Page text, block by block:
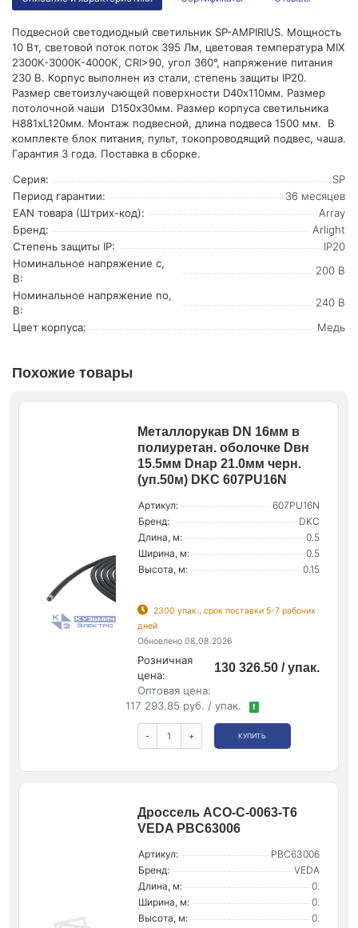
Подвесной светодиодный светильник SP-AMPIRIUS. Мощность
10 Вт, световой поток поток 395 Лм, цветовая температура MIX
2300К-3000К-4000K, CRI>90, угол 360°, напряжение питания
230 В. Корпус выполнен из стали, степень защиты IP20.
Размер светоизлучающей поверхности D40х110мм. Размер
потолочной чаши D150х30мм. Размер корпуса светильника
H881хL120мм. Монтаж подвесной, длина подвеса 1500 мм. В
комплекте блок питания, пульт, токопроводящий подвес, чаша.
Гарантия 3 года. Поставка в сборке.
Серия:
SP
Период гарантии:
36 месяцев
EAN товара (Штрих-код):
Array
Бренд:
Arlight
Степень защиты IP:
IP20
Номинальное напряжение с,
В:
200 В
Номинальное напряжение по,
В:
240 В
Цвет корпуса:
Медь
Похожие товары
Металлорукав DN 16мм в
полиуретан. оболочке Dвн
15.5мм Dнар 21.0мм черн.
(уп.50м) DKC 607PU16N
Артикул:
607PU16N
Бренд:
DKC
Длина, м:
0.5
Ширина, м:
0.5
Высота, м:
0.15
2300 упак., срок поставки 5-7 рабочих
дней
Обновлено 08.08.2026
Розничная
цена:
130 326.50 / упак.
Оптовая цена:
117 293.85 руб. / упак.
!
- + КУПИТЬ
Дроссель ACO-C-0063-T6
VEDA PBC63006
Артикул:
PBC63006
Бренд:
VEDA
Длина, м:
0.
Ширина, м:
0.
Высота, м:
0.